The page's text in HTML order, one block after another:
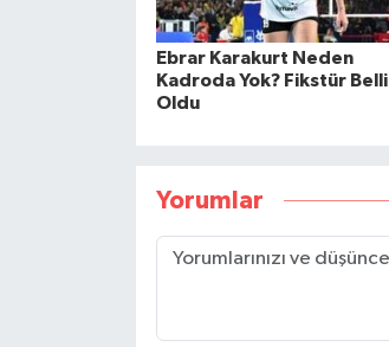
Ebrar Karakurt Neden
Kadroda Yok? Fikstür Belli
Oldu
Yorumlar